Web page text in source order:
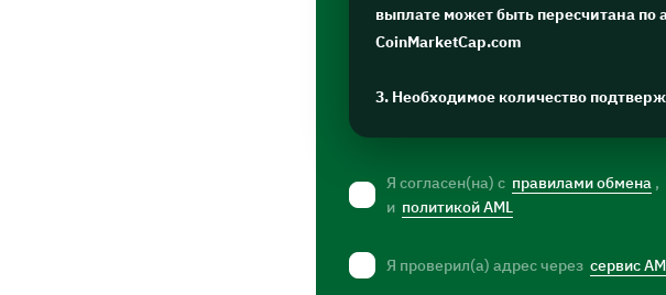
выплате может быть пересчитана по
CoinMarketCap.com
3. Необходимое количество
Я согласен(на) с правилами обмена ,
и политикой AML
Я проверил(а) адрес через сервис